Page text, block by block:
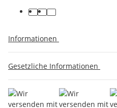
Informationen
Gesetzliche Informationen